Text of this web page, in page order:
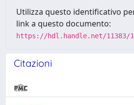
Utilizza questo identificativo
link a questo documento:
https://hdl.handle.net/11383/
Citazioni